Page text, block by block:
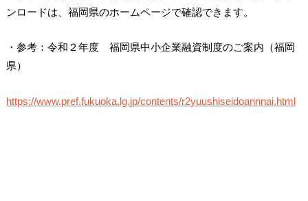
ンロードは、福岡県のホームページで確認できます。
・参考：令和２年度 福岡県中小企業融資制度のご案内（福岡
県）
https://www.pref.fukuoka.lg.jp/contents/r2yuushiseidoannnai.html